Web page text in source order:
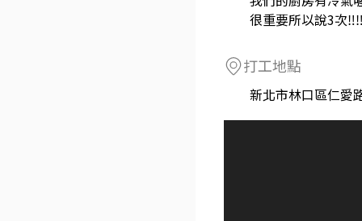
很重要所以說3次
打工地點
新北市林口區仁愛